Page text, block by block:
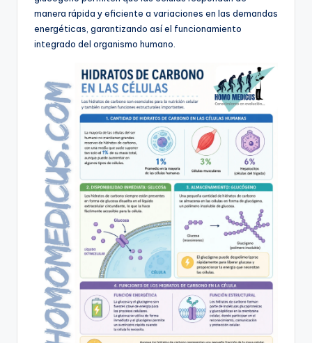
manera rápida y eficiente a variaciones en las demandas
energéticas, garantizando así el funcionamiento
integrado del organismo humano.